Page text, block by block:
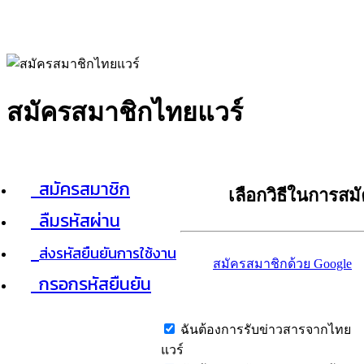
สมัครสมาชิกไทยแวร์
สมัครสมาชิก
ลืมรหัสผ่าน
ส่งรหัสยืนยันการใช้งาน
กรอกรหัสยืนยัน
เลือกวิธีในการส
สมัครสมาชิกด้วย Google
ฉันต้องการรับข่าวสารจากไทย
แวร์